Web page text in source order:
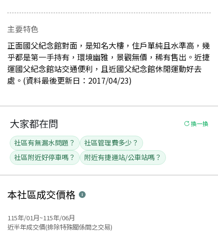
主要特色
正面國父紀念館對面，是知名大樓，住戶單純且水準高，幾
乎都是第一手持有，環境幽雅，景觀無價，稀有售出。近捷
運國父紀念館站交通便利，且近國父紀念館休閒運動好去
處。(資料最後更新日：2017/04/23)
大家都在問 換一換
社區有無漏水問題？
社區管理費多少？
社區附近好停車嗎？
附近有捷運站/公車站嗎？
本社區成交價格
115年/01月~115年/06月
近半年成交價(排除特殊關係間之交易)